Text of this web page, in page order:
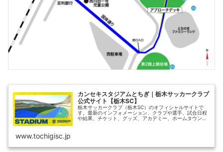
カンセキスタジアムとちぎ｜栃木サッカークラブ
公式サイト【栃木SC】
栃木サッカークラブ（栃木SC）のオフィシャルサイトで
す。最新のインフォメーション、クラブや選手、試合日程
や結果、チケット、グッズ、アカデミー、ホームタウン活
www.tochigisc.jp